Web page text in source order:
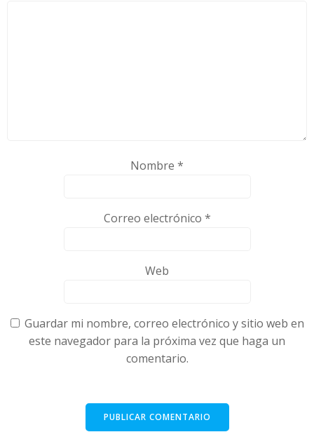
Nombre *
Correo electrónico *
Web
Guardar mi nombre, correo electrónico y sitio web en
este navegador para la próxima vez que haga un
comentario.